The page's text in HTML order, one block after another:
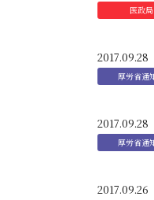
2017.09.28
2017.09.28
2017.09.26